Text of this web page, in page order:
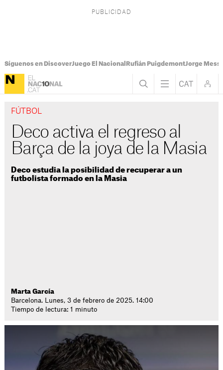
Síguenos en DiscoverJuego El Nacional Rufián PuigdemontJorge Messi
FÚTBOL
Deco activa el regreso al
Barça de la joya de la Masia
Deco estudia la posibilidad de recuperar a un
futbolista formado en la Masia
Marta García
Barcelona. Lunes, 3 de febrero de 2025. 14:00
Tiempo de lectura: 1 minuto